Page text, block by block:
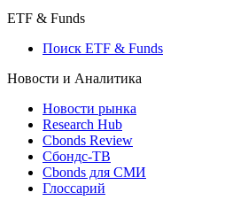
Макроэкономика
Виджет: Карта процентных ставок
ETF & Funds
Поиск ETF & Funds
Новости и Аналитика
Новости рынка
Research Hub